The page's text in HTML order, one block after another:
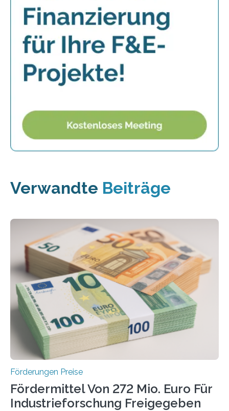
Verwandte Beiträge
Förderungen Preise
Fördermittel Von 272 Mio. Euro Für
Industrieforschung Freigegeben